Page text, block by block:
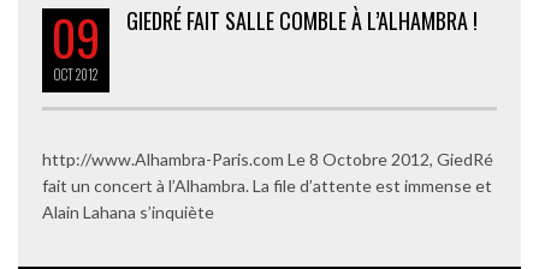
09
OCT2012
GIEDRÉ FAIT SALLE COMBLE À L’ALHAMBRA !
http://www.Alhambra-Paris.com Le 8 Octobre 2012, GiedRé
fait un concert à l’Alhambra. La file d’attente est immense et
Alain Lahana s’inquiète